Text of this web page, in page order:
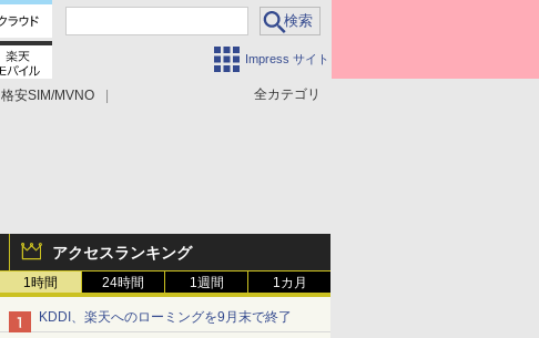
Impress サイト
全カテゴリ
格安SIM/MVNO
アクセスランキング
1時間 24時間 1週間 1カ月
KDDI、楽天へのローミングを9月末で終了